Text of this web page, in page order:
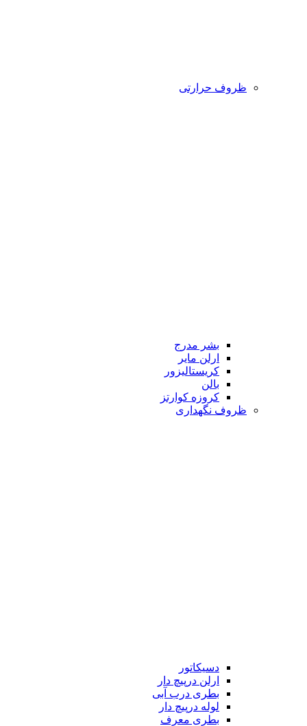
ظروف حرارتی
بشر مدرج
ارلن مایر
کریستالیزور
بالن
کروزه کوارتز
ظروف نگهداری
دسیکاتور
ارلن درپیچ دار
بطری درب آبی
لوله درپیچ دار
بطری معرف